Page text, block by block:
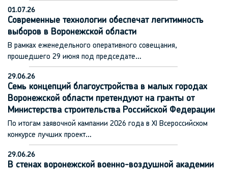
01.07.26
Современные технологии обеспечат легитимность
выборов в Воронежской области
В рамках еженедельного оперативного совещания,
прошедшего 29 июня под председате…
29.06.26
Семь концепций благоустройства в малых городах
Воронежской области претендуют на гранты от
Министерства строительства Российской Федерации
По итогам заявочной кампании 2026 года в XI Всероссийском
конкурсе лучших проект…
29.06.26
В стенах воронежской военно-воздушной академии